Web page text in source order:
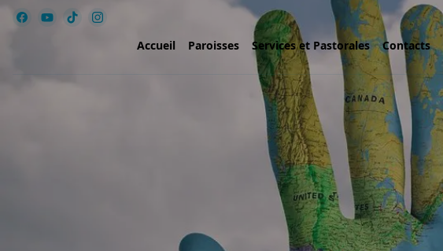
Accueil Paroisses Services et Pastorales Contacts